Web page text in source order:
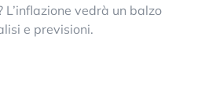
L’inflazione vedrà un balzo
e previsioni.